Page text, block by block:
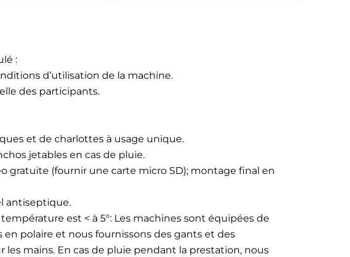
:
d’utilisation de la machine.
des participants.
et de charlottes à usage unique.
jetables en cas de pluie.
gratuite (fournir une carte micro SD); montage final en
antiseptique.
est < à 5°: Les machines sont équipées de
en polaire et nous fournissons des gants et des
les mains. En cas de pluie pendant la prestation, nous